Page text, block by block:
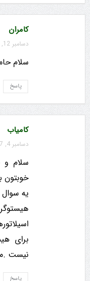
کامران
دسامبر 12, 2017 در 10:59 ب.ظ
سلام
پاسخ
کامیاب
دسامبر 4, 2017 در 11:15 ق.ظ
سلام و
خوبتون
یه
برای
نیست
پاسخ